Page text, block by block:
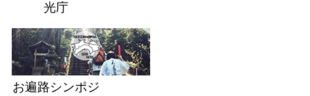
光庁
お遍路シンポジ